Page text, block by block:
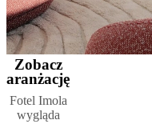
Zobacz
aranżację
Fotel Imola
wygląda